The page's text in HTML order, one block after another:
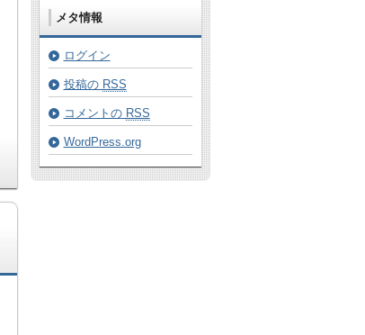
メタ情報
ログイン
投稿の RSS
コメントの RSS
WordPress.org